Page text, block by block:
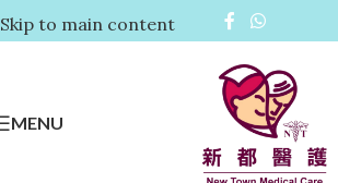
Skip to main content
MENU